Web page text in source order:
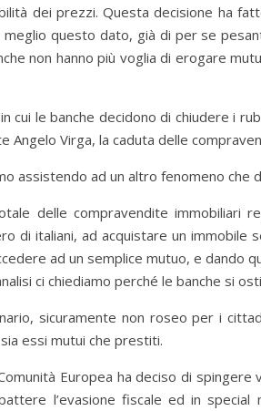
dei prezzi. Questa decisione ha
questo dato, già di per se
non hanno più voglia di erogare
cui le banche decidono di chiudere i
Angelo Virga, la caduta delle
assistendo ad un altro fenomeno che
delle compravendite immobiliari
di italiani, ad acquistare un immobile
ad un semplice mutuo, e dando
ci chiediamo perché le banche si
sicuramente non roseo per i
essi mutui che prestiti.
Europea ha deciso di
l’evasione fiscale ed in special